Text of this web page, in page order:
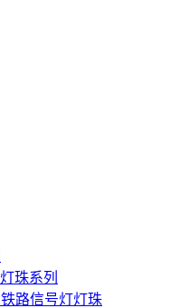
珠系列
路信号灯灯珠